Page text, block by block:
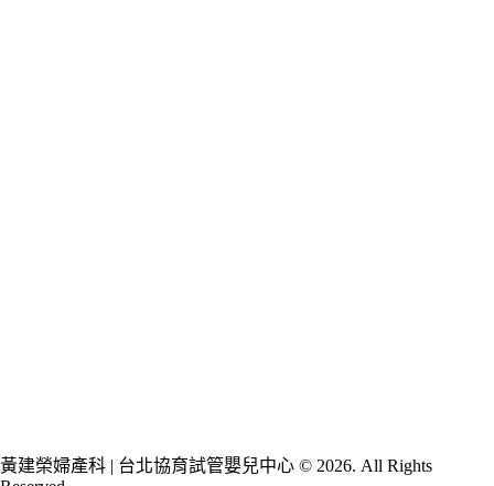
黃建榮婦產科 | 台北協育試管嬰兒中心 © 2026. All Rights